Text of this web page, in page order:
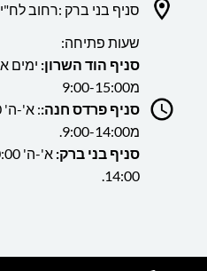
סניף בני ברק :רחוב לח"י 17
שעות פתיחה:
סניף הוד השרון:
מ9:00-15:00
סניף פרדס חנה:
מ9:00-14:00.
סניף בני ברק:
14:00.